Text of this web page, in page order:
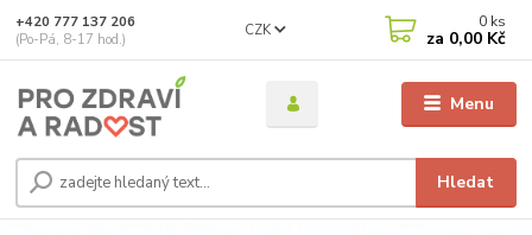
Menu
CZK
Hledat
+420 777 137 206
(Po-Pá, 8-17 hod.)
0 ks
za 0,00 Kč